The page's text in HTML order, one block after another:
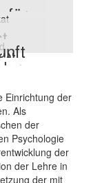
für
-
Einrichtung der
Als
der
Psychologie
der
der Lehre in
der mit